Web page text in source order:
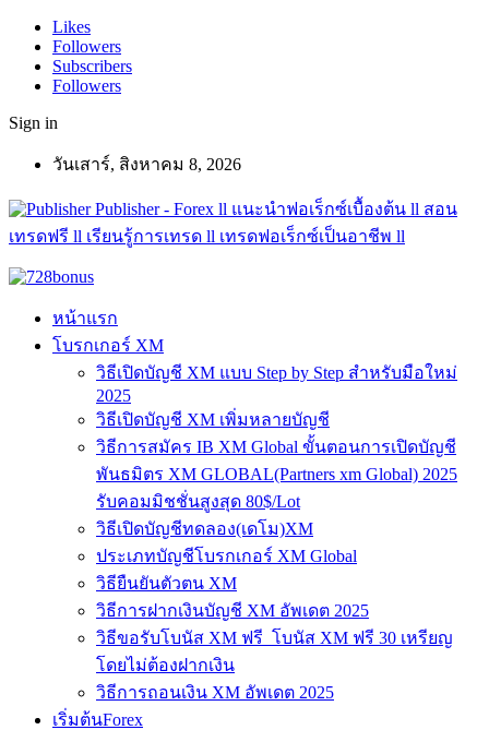
Likes
Followers
Subscribers
Followers
Sign in
วันเสาร์, สิงหาคม 8, 2026
Publisher - Forex ll แนะนำฟอเร็กซ์เบื้องต้น ll สอน
เทรดฟรี ll เรียนรู้การเทรด ll เทรดฟอเร็กซ์เป็นอาชีพ ll
หน้าแรก
โบรกเกอร์ XM
วิธีเปิดบัญชี XM แบบ Step by Step สำหรับมือใหม่
2025
วิธีเปิดบัญชี XM เพิ่มหลายบัญชี
วิธีการสมัคร IB XM Global ขั้นตอนการเปิดบัญชี
พันธมิตร XM GLOBAL(Partners xm Global) 2025
รับคอมมิชชั่นสูงสุด 80$/Lot
วิธีเปิดบัญชีทดลอง(เดโม)XM
ประเภทบัญชีโบรกเกอร์ XM Global
วิธียืนยันตัวตน XM
วิธีการฝากเงินบัญชี XM อัพเดต 2025
วิธีขอรับโบนัส XM ฟรี โบนัส XM ฟรี 30 เหรียญ
โดยไม่ต้องฝากเงิน
วิธีการถอนเงิน XM อัพเดต 2025
เริ่มต้นForex